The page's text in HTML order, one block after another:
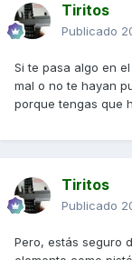
Tiritos
Publicado
Si te pasa algo en
mal o no te hayan
porque tengas que
Tiritos
Publicado
Pero, estás seguro